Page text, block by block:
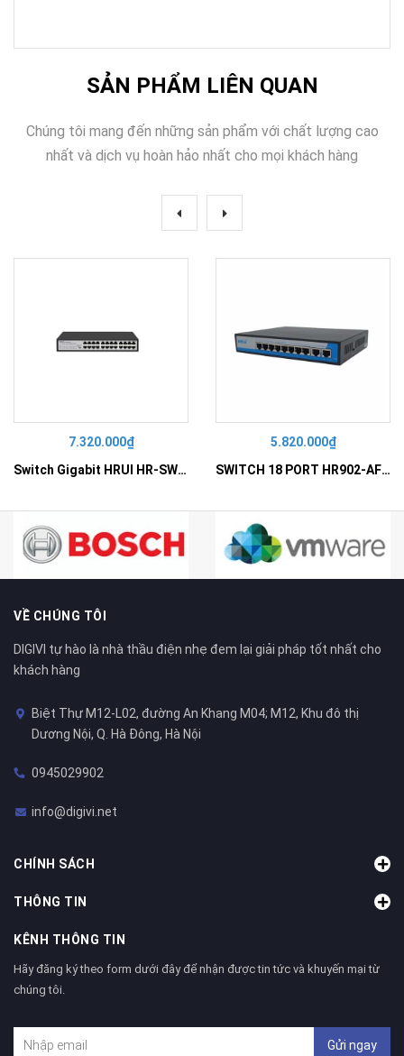
SẢN PHẨM LIÊN QUAN
Chúng tôi mang đến những sản phẩm với chất lượng cao
nhất và dịch vụ hoàn hảo nhất cho mọi khách hàng
7.320.000₫
Switch Gigabit HRUI HR-SWG10240D
5.820.000₫
SWITCH 18 PORT HR902-AF162G-300 – Switch PoE 16 Cổng
VỀ CHÚNG TÔI
DIGIVI tự hào là nhà thầu điện nhẹ đem lại giải pháp tốt nhất cho
khách hàng
Biệt Thự M12-L02, đường An Khang M04; M12, Khu đô thị
Dương Nội, Q. Hà Đông, Hà Nội
0945029902
info@digivi.net
CHÍNH SÁCH
THÔNG TIN
KÊNH THÔNG TIN
Hãy đăng ký theo form dưới đây để nhận được tin tức và khuyến mại từ
chúng tôi.
Gửi ngay